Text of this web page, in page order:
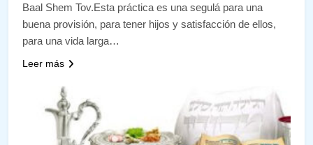
Baal Shem Tov.Esta práctica es una segulá para una
buena provisión, para tener hijos y satisfacción de ellos,
para una vida larga…
Leer más